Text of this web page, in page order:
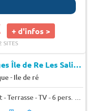
+ d'infos >
SITES
VVF Villages Île de Re Les Salines
- Ile de ré
Appartement - Terrasse - TV - 6 pers. - 37m2